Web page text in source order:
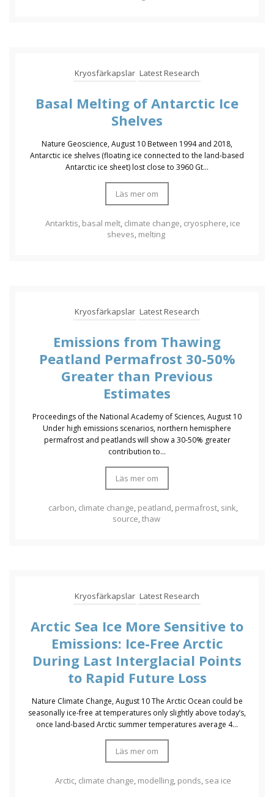
Kryosfärkapslar Latest Research
Basal Melting of Antarctic Ice
Shelves
Nature Geoscience, August 10 Between 1994 and 2018,
Antarctic ice shelves (floating ice connected to the land-based
Antarctic ice sheet) lost close to 3960 Gt...
Läs mer om
Antarktis, basal melt, climate change, cryosphere, ice
sheves, melting
Kryosfärkapslar Latest Research
Emissions from Thawing
Peatland Permafrost 30-50%
Greater than Previous
Estimates
Proceedings of the National Academy of Sciences, August 10
Under high emissions scenarios, northern hemisphere
permafrost and peatlands will show a 30-50% greater
contribution to...
Läs mer om
carbon, climate change, peatland, permafrost, sink,
source,thaw
Kryosfärkapslar Latest Research
Arctic Sea Ice More Sensitive to
Emissions: Ice-Free Arctic
During Last Interglacial Points
to Rapid Future Loss
Nature Climate Change, August 10 The Arctic Ocean could be
seasonally ice-free at temperatures only slightly above today’s,
once land-based Arctic summer temperatures average 4...
Läs mer om
Arctic, climate change, modelling, ponds, sea ice